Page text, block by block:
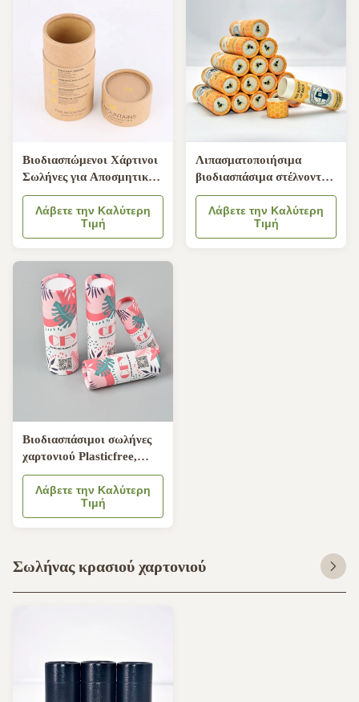
Βιοδιασπώμενοι Χάρτινοι
Σωλήνες για Αποσμητικό
Stick με Βελούδινο Ένθετο
Μαξιλαριού και Σχεδιασμό
Λάβετε την Καλύτερη
Τιμή
Λιπασματοποιήσιμα
βιοδιασπάσιμα στέλνοντας
πλαίσια 76mm ύψος
24mm διάμετρος 0.5oz
Λάβετε την Καλύτερη
Τιμή
Βιοδιασπάσιμοι σωλήνες
χαρτονιού Plasticfree,
κιβώτιο δώρων σωλήνων
χαρτονιού 21mm
Λάβετε την Καλύτερη
Τιμή
Σωλήνας κρασιού χαρτονιού